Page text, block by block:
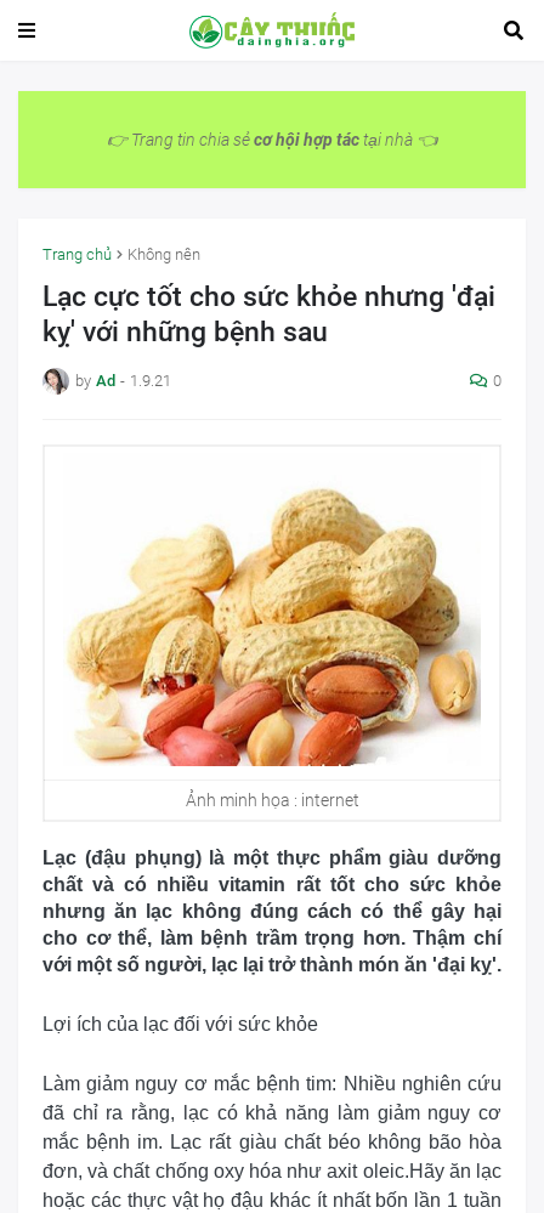
👉 Trang tin chia sẻcơ hội hợp táctại nhà 👈
Trang chủ Không nên
Lạc cực tốt cho sức khỏe nhưng 'đại
kỵ' với những bệnh sau
by Ad - 1.9.21 0
Ảnh minh họa : internet
Lạc (đậu phụng) là một thực phẩm giàu dưỡng
chất và có nhiều vitamin rất tốt cho sức khỏe
nhưng ăn lạc không đúng cách có thể gây hại
cho cơ thể, làm bệnh trầm trọng hơn. Thậm chí
với một số người, lạc lại trở thành món ăn 'đại kỵ'.
Lợi ích của lạc đối với sức khỏe
Làm giảm nguy cơ mắc bệnh tim: Nhiều nghiên cứu
đã chỉ ra rằng, lạc có khả năng làm giảm nguy cơ
mắc bệnh im. Lạc rất giàu chất béo không bão hòa
đơn, và chất chống oxy hóa như axit oleic.Hãy ăn lạc
hoặc các thực vật họ đậu khác ít nhất bốn lần 1 tuần